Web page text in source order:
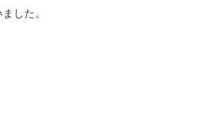
した。